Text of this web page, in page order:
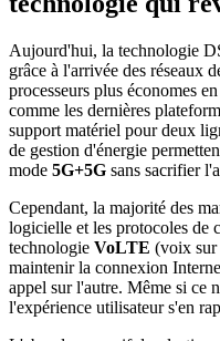
Aujourd'hui, la technologie
grâce à l'arrivée des réseaux
processeurs plus économes
comme les dernières
support matériel pour deux
de gestion d'énergie
mode 5G+5G sans sacrifier
Cependant, la majorité des
logicielle et les protocoles de
technologie VoLTE (voix sur
maintenir la connexion
appel sur l'autre. Même si ce
l'expérience utilisateur s'en